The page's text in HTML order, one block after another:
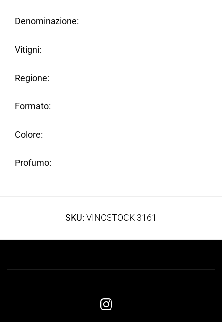
Denominazione
Vitigni
Regione
Formato
Colore
Profumo
SKU: VINOSTOCK-3161